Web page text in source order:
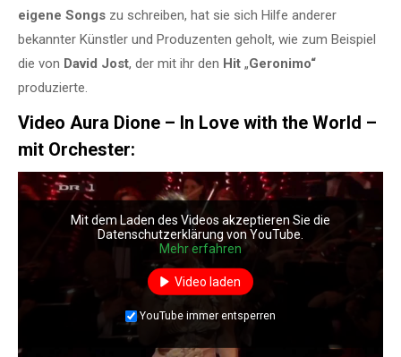
eigene Songs zu schreiben, hat sie sich Hilfe anderer
bekannter Künstler und Produzenten geholt, wie zum Beispiel
die von David Jost, der mit ihr den Hit „Geronimo“
produzierte.
Video Aura Dione – In Love with the World –
mit Orchester:
Mit dem Laden des Videos akzeptieren Sie die
Datenschutzerklärung von YouTube.
Mehr erfahren
Video laden
YouTube immer entsperren